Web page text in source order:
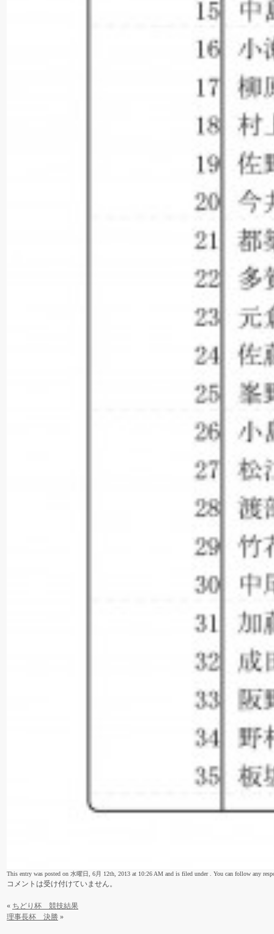
This entry was posted on 水曜日, 6月 12th, 2013 at 10:26 AM and is filed under . You can follow any
コメントは受け付けていません。
« ちどり杯 競技結果
理事長杯 決勝 »